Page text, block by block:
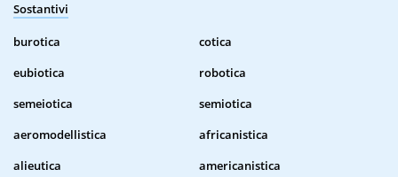
Sostantivi
burotica
cotica
eubiotica
robotica
semeiotica
semiotica
aeromodellistica
africanistica
alieutica
americanistica